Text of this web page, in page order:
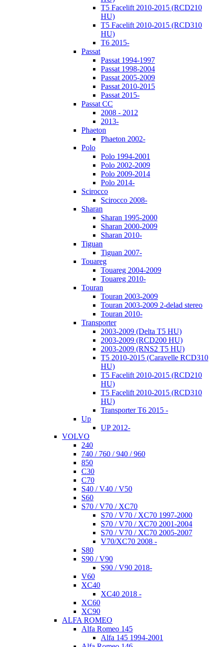
T5 Facelift 2010-2015 (RCD210
HU)
T5 Facelift 2010-2015 (RCD310
HU)
T6 2015-
Passat
Passat 1994-1997
Passat 1998-2004
Passat 2005-2009
Passat 2010-2015
Passat 2015-
Passat CC
2008 - 2012
2013-
Phaeton
Phaeton 2002-
Polo
Polo 1994-2001
Polo 2002-2009
Polo 2009-2014
Polo 2014-
Scirocco
Scirocco 2008-
Sharan
Sharan 1995-2000
Sharan 2000-2009
Sharan 2010-
Tiguan
Tiguan 2007-
Touareg
Touareg 2004-2009
Touareg 2010-
Touran
Touran 2003-2009
Touran 2003-2009 2-delad stereo
Touran 2010-
Transporter
2003-2009 (Delta T5 HU)
2003-2009 (RCD200 HU)
2003-2009 (RNS2 T5 HU)
T5 2010-2015 (Caravelle RCD310
HU)
T5 Facelift 2010-2015 (RCD210
HU)
T5 Facelift 2010-2015 (RCD310
HU)
Transporter T6 2015 -
Up
UP 2012-
VOLVO
240
740 / 760 / 940 / 960
850
C30
C70
S40 / V40 / V50
S60
S70 / V70 / XC70
S70 / V70 / XC70 1997-2000
S70 / V70 / XC70 2001-2004
S70 / V70 / XC70 2005-2007
V70/XC70 2008 -
S80
S90 / V90
S90 / V90 2018-
V60
XC40
XC40 2018 -
XC60
XC90
ALFA ROMEO
Alfa Romeo 145
Alfa 145 1994-2001